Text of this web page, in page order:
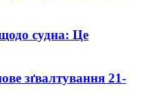
судна: Це
зґвалтування 21-